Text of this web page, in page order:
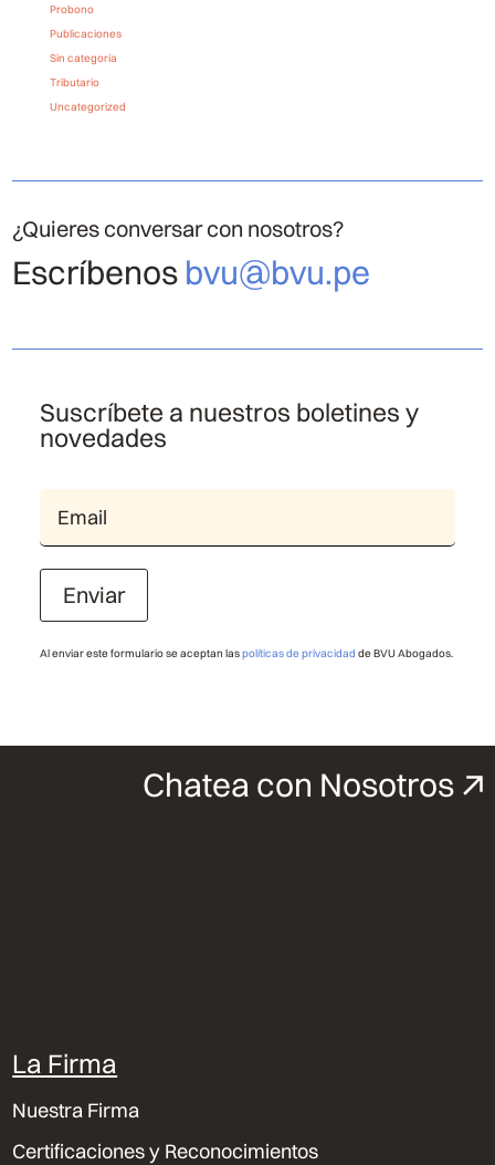
Probono
Publicaciones
Sin categoría
Tributario
Uncategorized
¿Quieres conversar con nosotros?
Escríbenos bvu@bvu.pe
Suscríbete a nuestros boletines y
novedades
Enviar
Al enviar este formulario se aceptan laspolíticas de privacidad de BVU Abogados.
Chatea con Nosotros
La Firma
Nuestra Firma
Certificaciones y Reconocimientos